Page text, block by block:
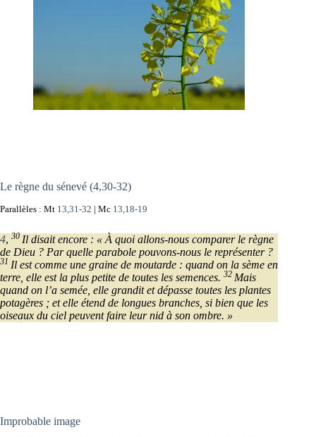
Le règne du sénevé (4,30-32)
Parallèles : Mt 13,31-32 | Mc 13,18-19
4, 30Il disait encore : « À quoi allons-nous comparer le règne
de Dieu ? Par quelle parabole pouvons-nous le représenter ?
31 Il est comme une graine de moutarde : quand on la sème en
terre, elle est la plus petite de toutes les semences. 32 Mais
quand on l’a semée, elle grandit et dépasse toutes les plantes
potagères ; et elle étend de longues branches, si bien que les
oiseaux du ciel peuvent faire leur nid à son ombre. »
Improbable image